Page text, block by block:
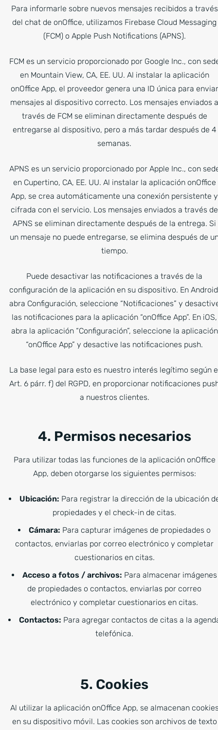
Para informarle sobre nuevos mensajes recibidos a través
del chat de onOffice, utilizamos Firebase Cloud Messaging
(FCM) o Apple Push Notifications (APNS).
FCM es un servicio proporcionado por Google Inc., con
en Mountain View, CA, EE. UU. Al instalar la aplicación
onOffice App, el proveedor genera una ID única para enviar
mensajes al dispositivo correcto. Los mensajes enviados a
través de FCM se eliminan directamente después de
entregarse al dispositivo, pero a más tardar después de 4
semanas.
APNS es un servicio proporcionado por Apple Inc., con
en Cupertino, CA, EE. UU. Al instalar la aplicación onOffice
App, se crea automáticamente una conexión persistente y
cifrada con el servicio. Los mensajes enviados a través de
APNS se eliminan directamente después de la entrega. Si
un mensaje no puede entregarse, se elimina después de
tiempo.
Puede desactivar las notificaciones a través de la
configuración de la aplicación en su dispositivo. En
abra Configuración, seleccione “Notificaciones” y
las notificaciones para la aplicación “onOffice App”. En iOS,
abra la aplicación “Configuración”, seleccione la aplicación
“onOffice App” y desactive las notificaciones push.
La base legal para esto es nuestro interés legítimo según
Art. 6 párr. f) del RGPD, en proporcionar notificaciones
a nuestros clientes.
4. Permisos necesarios
Para utilizar todas las funciones de la aplicación onOffice
App, deben otorgarse los siguientes permisos:
Ubicación: Para registrar la dirección de la ubicación
propiedades y el check-in de citas.
Cámara: Para capturar imágenes de propiedades o
contactos, enviarlas por correo electrónico y completar
cuestionarios en citas.
Acceso a fotos / archivos: Para almacenar imágenes
de propiedades o contactos, enviarlas por correo
electrónico y completar cuestionarios en citas.
Contactos: Para agregar contactos de citas a la
telefónica.
5. Cookies
Al utilizar la aplicación onOffice App, se almacenan
en su dispositivo móvil. Las cookies son archivos de texto